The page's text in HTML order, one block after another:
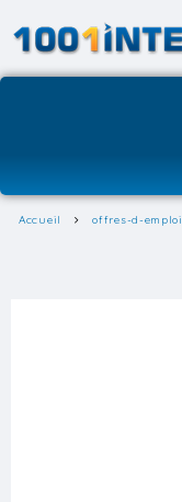
Accueil offres-d-emploi